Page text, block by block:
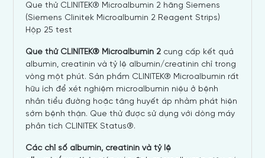
Que thử CLINITEK® Microalbumin 2 hãng Siemens
(Siemens Clinitek Microalbumin 2 Reagent Strips)
Hộp 25 test
Que thử CLINITEK® Microalbumin 2 cung cấp kết quả
albumin, creatinin và tỷ lệ albumin/creatinin chỉ trong
vòng một phút. Sản phẩm CLINITEK® Microalbumin rất
hữu ích để xét nghiệm microalbumin niệu ở bệnh
nhân tiểu đường hoặc tăng huyết áp nhằm phát hiện
sớm bệnh thận. Que thử được sử dụng với dòng máy
phân tích CLINITEK Status®.
Các chỉ số albumin, creatinin và tỷ lệ